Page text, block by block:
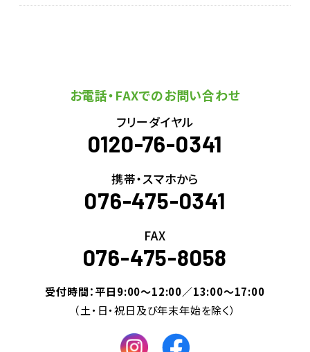
お電話・FAXでのお問い合わせ
フリーダイヤル
0120-76-0341
携帯・スマホから
076-475-0341
FAX
076-475-8058
受付時間：平日9:00～12:00／13:00～17:00
（土・日・祝日及び年末年始を除く）